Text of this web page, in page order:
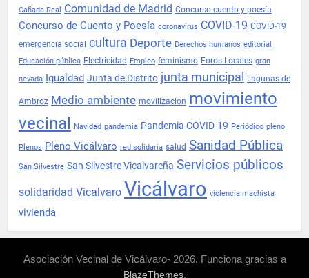
Cañada Real
Comunidad de Madrid Concurso cuento y poesía
Concurso de Cuento y Poesía coronavirus COVID-19 COVID-19
emergencia social cultura Deporte Derechos humanos editorial
Educación pública Electricidad Empleo feminismo Foros Locales gran
nevada Igualdad Junta de Distrito junta municipal Lagunas de
Ambroz Medio ambiente movilizacion movimiento
vecinal
Navidad pandemia Pandemia COVID-19 Periódico pleno
Plenos Pleno Vicálvaro red solidaria salud Sanidad Pública
San Silvestre San Silvestre Vicalvareña Servicios públicos
solidaridad Vicalvaro Vicálvaro violencia machista
vivienda
Asociación Vecinal de Vicálvaro- 2026. Funciona gracias a
BlazeThemes.